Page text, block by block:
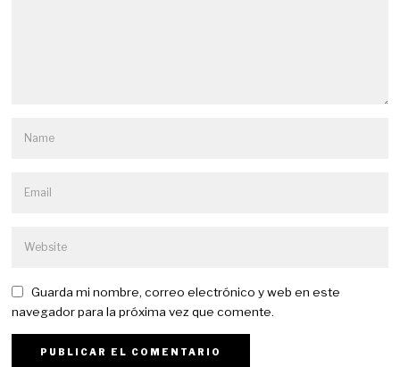
Guarda mi nombre, correo electrónico y web en este
navegador para la próxima vez que comente.